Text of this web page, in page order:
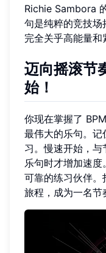
Richie Sambora
句是纯粹的竞技
完全关乎高能量和
迈向摇滚节
始！
你现在掌握了
最伟大的乐句。记
习。慢速开始，
乐句时才增加速度
可靠的练习伙伴。
旅程，成为一名节